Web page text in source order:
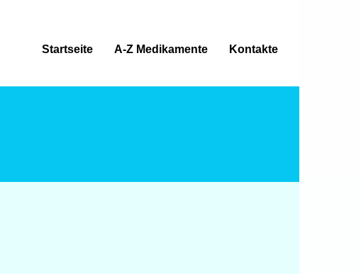
Startseite A-Z Medikamente Kontakte